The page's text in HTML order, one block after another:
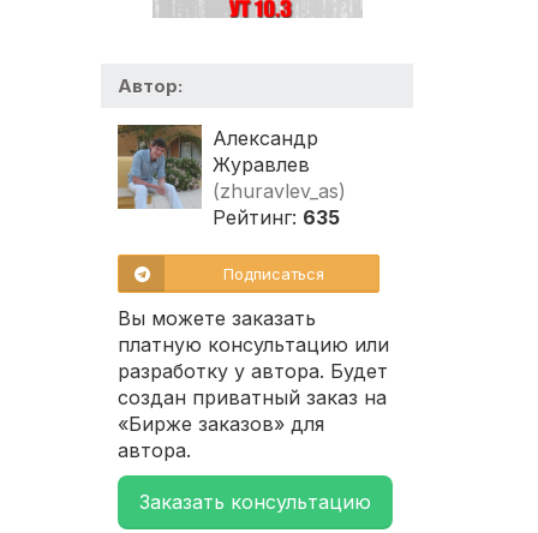
Автор:
Александр
Журавлев
(zhuravlev_as)
Рейтинг: 635
Подписаться
Вы можете заказать
платную консультацию или
разработку у автора. Будет
создан приватный заказ на
«Бирже заказов» для
автора.
Заказать консультацию